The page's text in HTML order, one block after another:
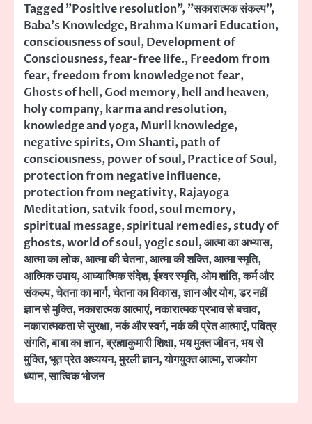
Tagged"Positive resolution","सकारात्मक संकल्प",
Baba's Knowledge,Brahma Kumari Education,
consciousness of soul,Development of
Consciousness,fear-free life.,Freedom from
fear,freedom from knowledge not fear,
Ghosts of hell,God memory,hell and heaven,
holy company,karma and resolution,
knowledge and yoga,Murli knowledge,
negative spirits,Om Shanti,path of
consciousness,power of soul,Practice of Soul,
protection from negative influence,
protection from negativity,Rajayoga
Meditation,satvik food,soul memory,
spiritual message,spiritual remedies,study of
ghosts,world of soul,yogic soul,आत्मा का अभ्यास,
आत्मा का लोक,आत्मा की चेतना,आत्मा की शक्ति,आत्मा स्मृति,
आत्मिक उपाय,आध्यात्मिक संदेश,ईश्वर स्मृति,ओम शांति,कर्म और
संकल्प,चेतना का मार्ग,चेतना का विकास,ज्ञान और योग,डर नहीं
ज्ञान से मुक्ति,नकारात्मक आत्माएं,नकारात्मक प्रभाव से बचाव,
नकारात्मकता से सुरक्षा,नर्क और स्वर्ग,नर्क की प्रेत आत्माएं,पवित्र
संगति,बाबा का ज्ञान,ब्रह्माकुमारी शिक्षा,भय मुक्त जीवन,भय से
मुक्ति,भूत प्रेत अध्ययन,मुरली ज्ञान,योगयुक्त आत्मा,राजयोग
ध्यान,सात्विक भोजन